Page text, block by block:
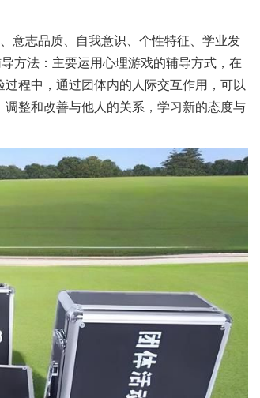
志品质、自我意识、个性特征、学业发
方法：主要运用心理游戏的辅导方式，在
程中，通过团体内的人际交互作用，可以
整和改善与他人的关系，学习新的态度与